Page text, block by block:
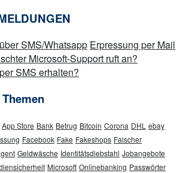
Abofallen
gefälschten
iCloud
Mails
SMS/Whatsapp Erpressung per Mail
Microsoft-Support ruft an?
SMS erhalten?
App Store Bank Betrug Bitcoin Corona DHL ebay
Facebook Fake Fakeshops Falscher
Geldwäsche Identitätsdiebstahl Jobangebote
Microsoft Onlinebanking Passwörter